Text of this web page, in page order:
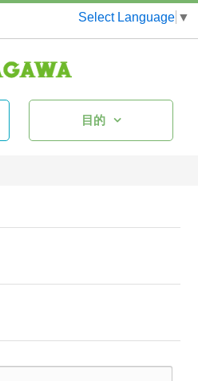
Select Language ▼
目的